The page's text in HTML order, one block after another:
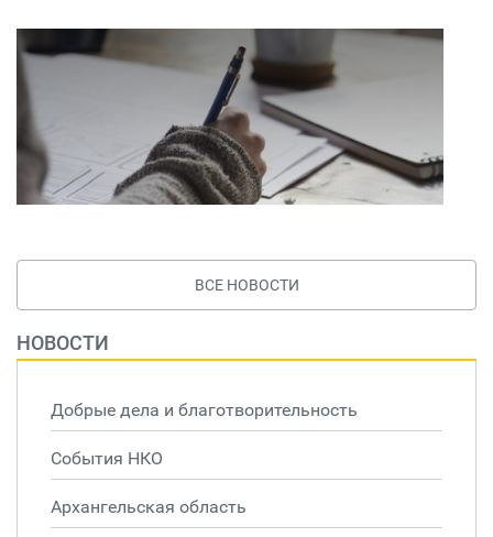
ВСЕ НОВОСТИ
НОВОСТИ
Добрые дела и благотворительность
События НКО
Архангельская область